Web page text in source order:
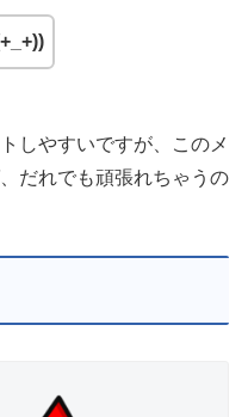
しやすいですが、このメ
だれでも頑張れちゃうの